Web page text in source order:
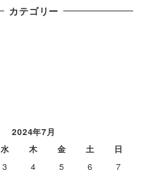
カテゴリー
2024年7月
水 木 金 土
日
3 4 5 6
7